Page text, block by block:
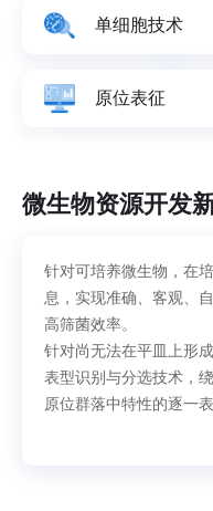
单细胞技术
原位表征
微生物资源开发
针对可培养微生物，在
息，实现准确、客观、
高筛菌效率。
针对尚无法在平皿上形
表型识别与分选技术，
原位群落中特性的逐一表